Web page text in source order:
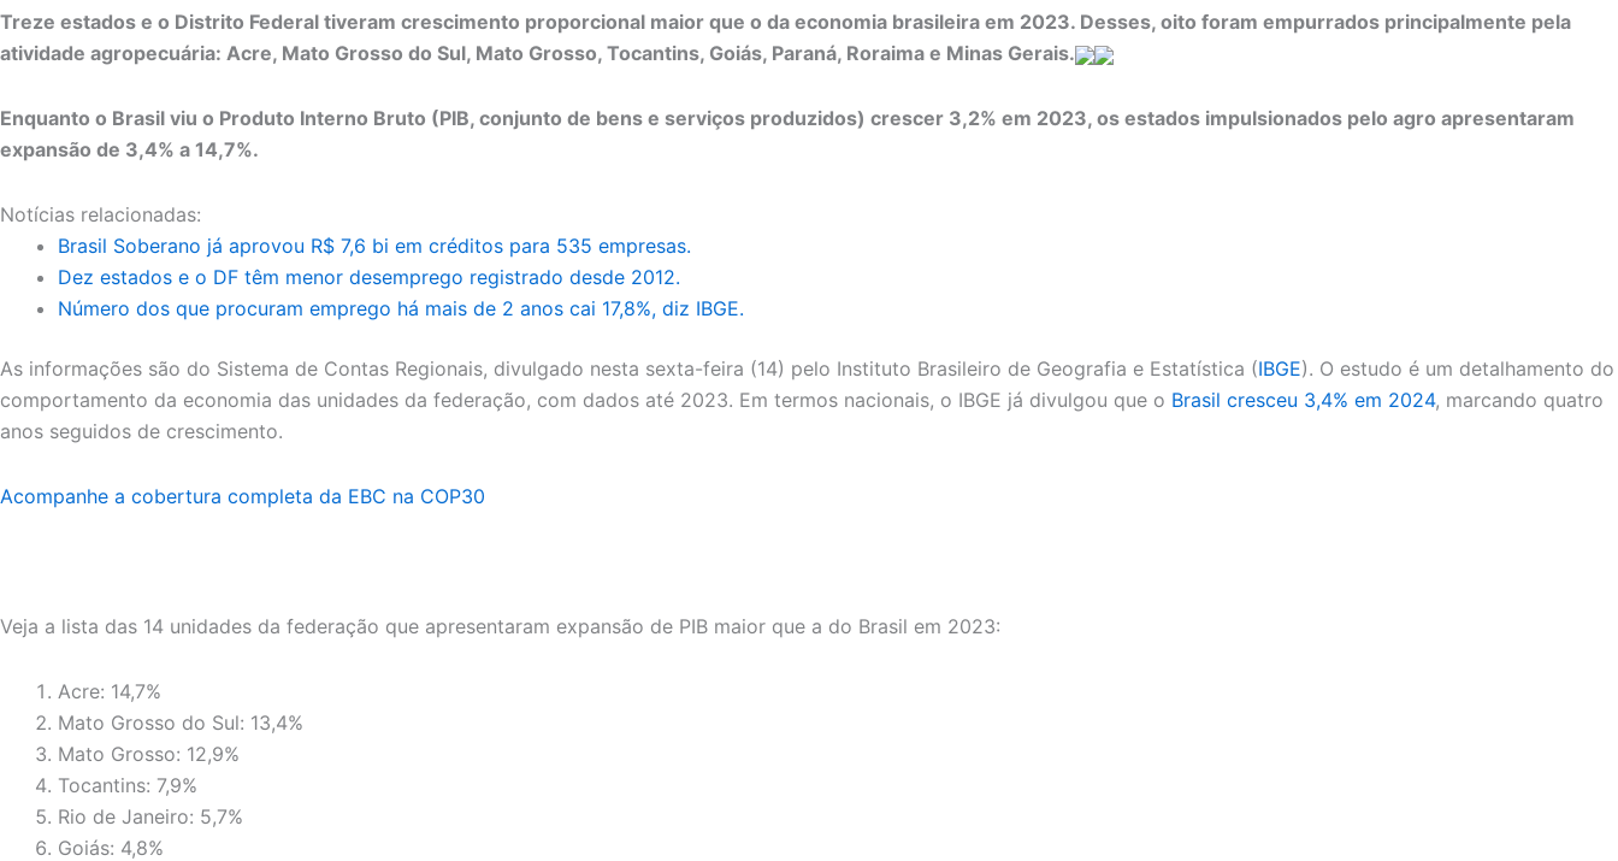
Treze estados e o Distrito Federal tiveram crescimento proporcional maior que o da economia brasileira em 2023. Desses, oito foram empurrados principalmente pela
atividade agropecuária: Acre, Mato Grosso do Sul, Mato Grosso, Tocantins, Goiás, Paraná, Roraima e Minas Gerais.
Enquanto o Brasil viu o Produto Interno Bruto (PIB, conjunto de bens e serviços produzidos) crescer 3,2% em 2023, os estados impulsionados pelo agro apresentaram
expansão de 3,4% a 14,7%.
Notícias relacionadas:
Brasil Soberano já aprovou R$ 7,6 bi em créditos para 535 empresas.
Dez estados e o DF têm menor desemprego registrado desde 2012.
Número dos que procuram emprego há mais de 2 anos cai 17,8%, diz IBGE.
As informações são do Sistema de Contas Regionais, divulgado nesta sexta-feira (14) pelo Instituto Brasileiro de Geografia e Estatística (IBGE). O estudo é um detalhamento do
comportamento da economia das unidades da federação, com dados até 2023. Em termos nacionais, o IBGE já divulgou que o Brasil cresceu 3,4% em 2024, marcando quatro
anos seguidos de crescimento.
Acompanhe a cobertura completa da EBC na COP30
Veja a lista das 14 unidades da federação que apresentaram expansão de PIB maior que a do Brasil em 2023:
Acre: 14,7%
Mato Grosso do Sul: 13,4%
Mato Grosso: 12,9%
Tocantins: 7,9%
Rio de Janeiro: 5,7%
Goiás: 4,8%